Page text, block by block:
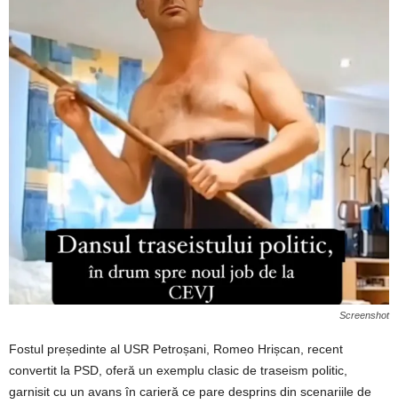
Screenshot
Fostul președinte al USR Petroșani, Romeo Hrișcan, recent
convertit la PSD, oferă un exemplu clasic de traseism politic,
garnisit cu un avans în carieră ce pare desprins din scenariile de